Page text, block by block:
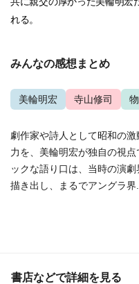
れる。
みんなの感想まとめ
美輪明宏 寺山修司
劇作家や詩人として昭和の
力を、美輪明宏が独自の視
ックな語り口は、当時の演
描き出し、まるでアングラ界...
書店などで詳細を見る